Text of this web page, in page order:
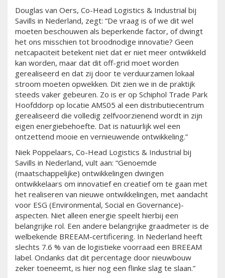
Douglas van Oers, Co-Head Logistics & Industrial bij
Savills in Nederland, zegt: “De vraag is of we dit wel
moeten beschouwen als beperkende factor, of dwingt
het ons misschien tot broodnodige innovatie? Geen
netcapaciteit betekent niet dat er niet meer ontwikkeld
kan worden, maar dat dit off-grid moet worden
gerealiseerd en dat zij door te verduurzamen lokaal
stroom moeten opwekken. Dit zien we in de praktijk
steeds vaker gebeuren. Zo is er op Schiphol Trade Park
Hoofddorp op locatie AMS05 al een distributiecentrum
gerealiseerd die volledig zelfvoorzienend wordt in zijn
eigen energiebehoefte. Dat is natuurlijk wel een
ontzettend mooie en vernieuwende ontwikkeling.”
Niek Poppelaars, Co-Head Logistics & Industrial bij
Savills in Nederland, vult aan: “Genoemde
(maatschappelijke) ontwikkelingen dwingen
ontwikkelaars om innovatief en creatief om te gaan met
het realiseren van nieuwe ontwikkelingen, met aandacht
voor ESG (Environmental, Social en Governance)-
aspecten. Niet alleen energie speelt hierbij een
belangrijke rol. Een andere belangrijke graadmeter is de
welbekende BREEAM-certificering. In Nederland heeft
slechts 7.6 % van de logistieke voorraad een BREEAM
label. Ondanks dat dit percentage door nieuwbouw
zeker toeneemt, is hier nog een flinke slag te slaan.”